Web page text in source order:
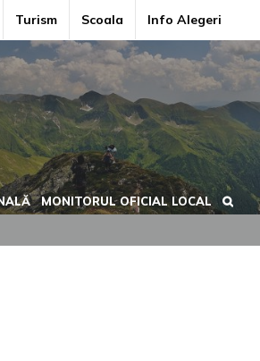
Turism Scoala Info Alegeri
MONITORUL OFICIAL LOCAL